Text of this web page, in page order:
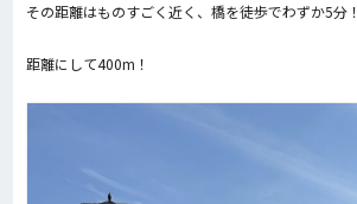
その距離はものすごく近く、橋を徒歩でわずか5分！
距離にして400m！